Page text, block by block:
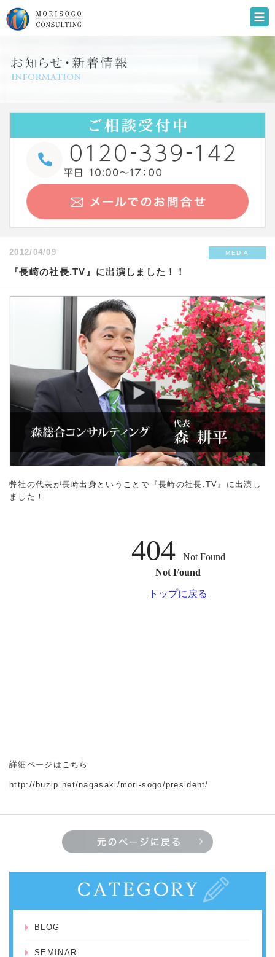
2012/04/09 MEDIA
『長崎の社長.TV』に出演しました！！
弊社の代表が長崎出身ということで『長崎の社長.TV』に出演し
ました！
詳細ページはこちら
http://buzip.net/nagasaki/mori-sogo/president/
BLOG
SEMINAR